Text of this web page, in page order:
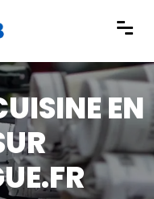
EN